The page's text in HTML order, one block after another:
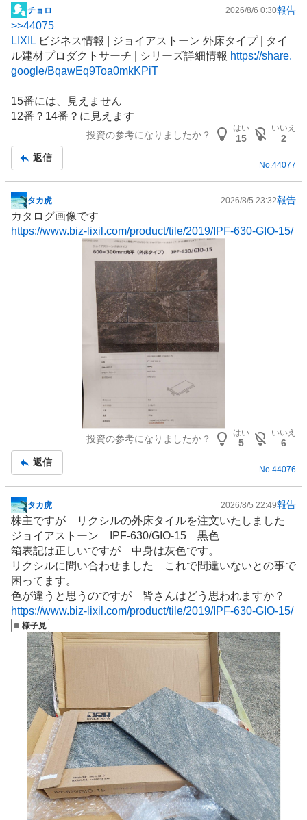
掲
示
板
記
事
チョロ 2026/8/6 0:30報告
>>44075
LIXIL ビジネス情報 | ジョイアストーン 外床タイプ | タイ
ル建材プロダクトサーチ | シリーズ詳細情報 https://share.
google/BqawEq9Toa0mkKPiT
15番には、見えません
12番？14番？に見えます
投資の参考になりましたか？
はい
15
いいえ
2
返信
No. 44077
掲
示
板
タカ虎 2026/8/5 23:32報告
カタログ画像です
https://www.biz-lixil.com/product/tile/2019/IPF-630-GIO-15/
投資の参考になりましたか？
はい
5
いいえ
6
返信
No. 44076
掲
示
板
記
事
タカ虎 2026/8/5 22:49報告
株主ですが リクシルの外床タイルを注文いたしました
ジョイアストーン IPF-630/GIO-15 黒色
箱表記は正しいですが 中身は灰色です。
リクシルに問い合わせました これで間違いないとの事で
困ってます。
色が違うと思うのですが 皆さんはどう思われますか？
https://www.biz-lixil.com/product/tile/2019/IPF-630-GIO-15/
様子見